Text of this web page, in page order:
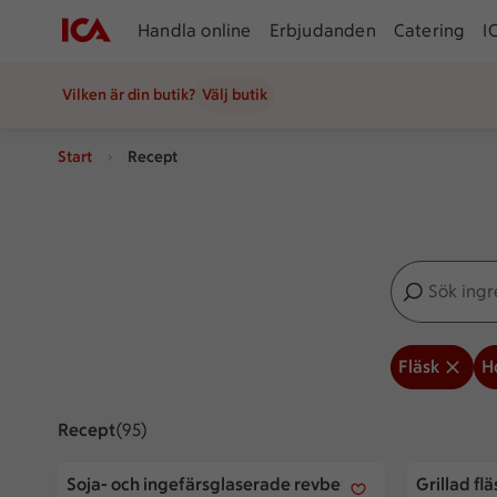
Handla online Erbjudanden Catering
Vilken är din butik? Välj butik
Start Recept
Sök
Inga förslag
Fläsk
ReceptVisar 95 stycken
(95)
Soja- och ingefärsglaserade revben
Soja- och ingefärsglaserade revben med
Grillad
Grillad